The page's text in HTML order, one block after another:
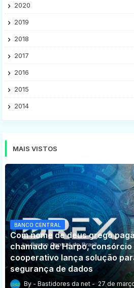
2020
2019
2018
2017
2016
2015
2014
MAIS VISTOS
BANCO CENTRAL
Com nome de deus grego
chamado de Harpo,
cooperativo lança solução
segurança de dados
Bastidores da net 27 de